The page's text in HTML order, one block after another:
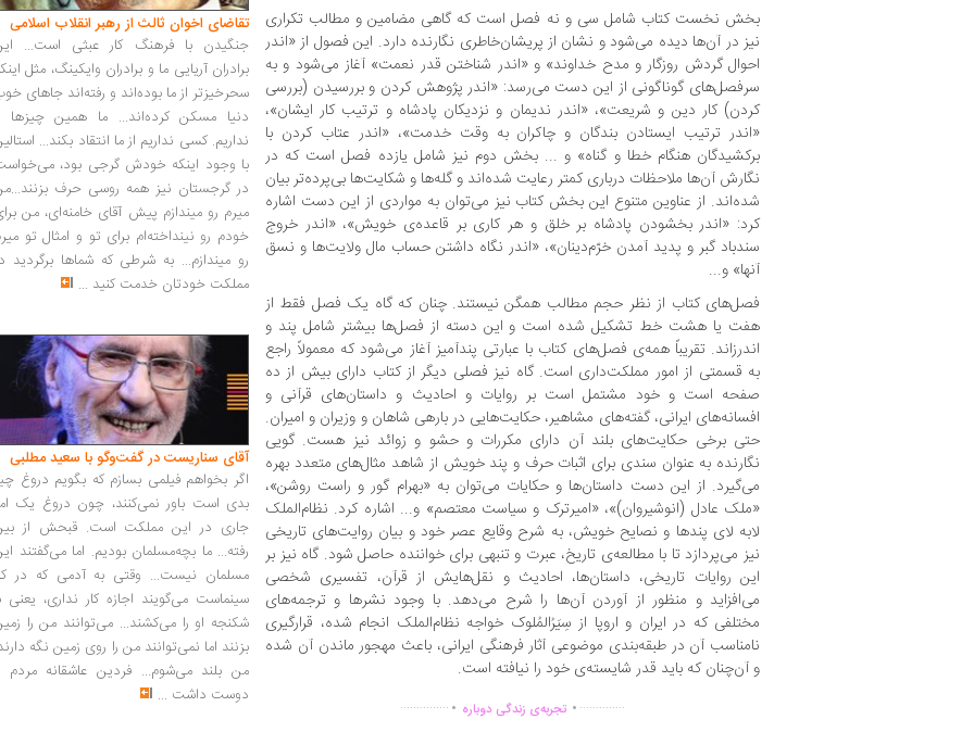
بخش نخست کتاب شامل سی و نه فصل است که گاهی مضامین و مطالب تکراری
نیز در آن‌ها دیده می‌شود و نشان از پریشان‌خاطری نگارنده دارد. این فصول از «اندر
احوال گردش روزگار و مدح خداوند» و «اندر شناختن قدر نعمت» آغاز می‌شود و به
سرفصل‌های گوناگونی از این دست می‌رسد: «اندر پژوهش کردن و بررسیدن (بررسی
کردن) کار دین و شریعت»، «اندر ندیمان و نزدیکان پادشاه و ترتیب کار ایشان»،
«اندر ترتیب ایستادن بندگان و چاکران به وقت خدمت»، «اندر عتاب کردن با
برکشیدگان هنگام خطا و گناه» و ... بخش دوم نیز شامل یازده فصل است که در
نگارش آن‌ها ملاحظات درباری کمتر رعایت شده‌اند و گله‌ها و شکایت‌ها بی‌پرده‌تر بیان
شده‌اند. از عناوین متنوع این بخش کتاب نیز می‌توان به مواردی از این دست اشاره
کرد: «اندر بخشودن پادشاه بر خلق و هر کاری بر قاعده‌ی خویش»، «اندر خروج
سندباد گبر و پدید آمدن خرّم‌دینان»، «اندر نگاه داشتن حساب مال ولایت‌ها و نسق
آنها» و...
فصل‌های کتاب از نظر حجم مطالب همگن نیستند. چنان که گاه یک فصل فقط از
هفت یا هشت خط تشکیل شده است و این دسته از فصل‌ها بیشتر شامل پند و
اندرزاند. تقریباً همه‌ی فصل‌های کتاب با عبارتی پندآمیز آغاز می‌شود که معمولاً راجع
به قسمتی از امور مملکت‌داری است. گاه نیز فصلی دیگر از کتاب دارای بیش از ده
صفحه است و خود مشتمل است بر روایات و احادیث و داستان‌های قرآنی و
افسانه‌های ایرانی، گفته‌های مشاهیر، حکایت‌هایی در بارهی شاهان و وزیران و امیران.
حتی برخی حکایت‌های بلند آن دارای مکررات و حشو و زوائد نیز هست. گویی
نگارنده به عنوان سندی برای اثبات حرف و پند خویش از شاهد مثال‌های متعدد بهره
می‌گیرد. از این دست داستان‌ها و حکایات می‌توان به «بهرام گور و راست روشن»،
«ملک عادل (انوشیروان)»، «امیرترک و سیاست معتصم» و... اشاره کرد. نظام‌الملک
لابه لای پندها و نصایح خویش، به شرح وقایع عصر خود و بیان روایت‌های تاریخی
نیز می‌پردازد تا با مطالعه‌ی تاریخ، عبرت و تنبهی برای خواننده حاصل شود. گاه نیز بر
این روایات تاریخی، داستان‌ها، احادیث و نقل‌هایش از قرآن، تفسیری شخصی
می‌افزاید و منظور از آوردن آن‌ها را شرح می‌دهد. با وجود نشرها و ترجمه‌های
مختلفی که در ایران و اروپا از سِیَرُالمُلوک خواجه نظام‌الملک انجام شده، قرار‌گیری
نامناسب آن در طبقه‌بندی موضوعی آثار فرهنگی ایرانی، باعث مهجور ماندن آن شده
و آن‌چنان که باید قدر شایسته‌ی خود را نیافته است.
............... . تجربه‌ی زندگی دوباره ...............
تقاضای اخوان ثالث از رهبر انقلاب اسلامی
جنگیدن با فرهنگ کار عبثی است...
برادران آریایی ما و برادران وایکینگ، مثل
سحرخیزتر از ما بوده‌اند و رفته‌اند جاهای
دنیا مسکن کرده‌اند... ما همین چیزها
نداریم. کسی نداریم از ما انتقاد بکند...
با وجود اینکه خودش گرجی بود،
در گرجستان نیز همه روسی حرف
میرم رو میندازم پیش آقای خامنه‌ای، من
خودم رو نینداخته‌ام برای تو و امثال تو
رو میندازم... به شرطی که شماها برگردید
مملکت خودتان خدمت کنید ...
آقای سناریست در گفت‌وگو با سعید مطلبی
اگر بخواهم فیلمی بسازم که بگویم دروغ
بدی است باور نمی‌کنند، چون دروغ یک
جاری در این مملکت است. قبحش از
رفته... ما بچه‌مسلمان بودیم. اما می‌گفتند
مسلمان نیست... وقتی به آدمی که در
سینماست می‌گویند اجازه کار نداری، یعنی
شکنجه او را می‌کشند... می‌توانند من را
بزنند اما نمی‌توانند من را روی زمین نگه
من بلند می‌شوم... فردین عاشقانه مردم
دوست داشت ...